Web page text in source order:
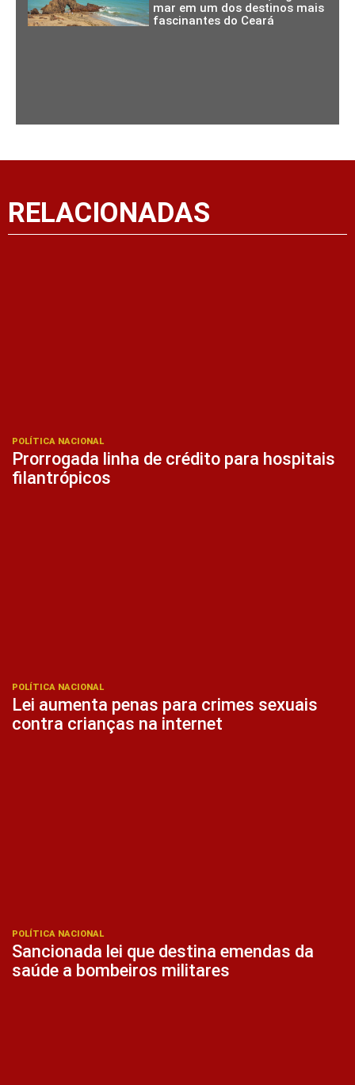
mar em um dos destinos mais
fascinantes do Ceará
RELACIONADAS
POLÍTICA NACIONAL
Prorrogada linha de crédito para hospitais
filantrópicos
POLÍTICA NACIONAL
Lei aumenta penas para crimes sexuais
contra crianças na internet
POLÍTICA NACIONAL
Sancionada lei que destina emendas da
saúde a bombeiros militares